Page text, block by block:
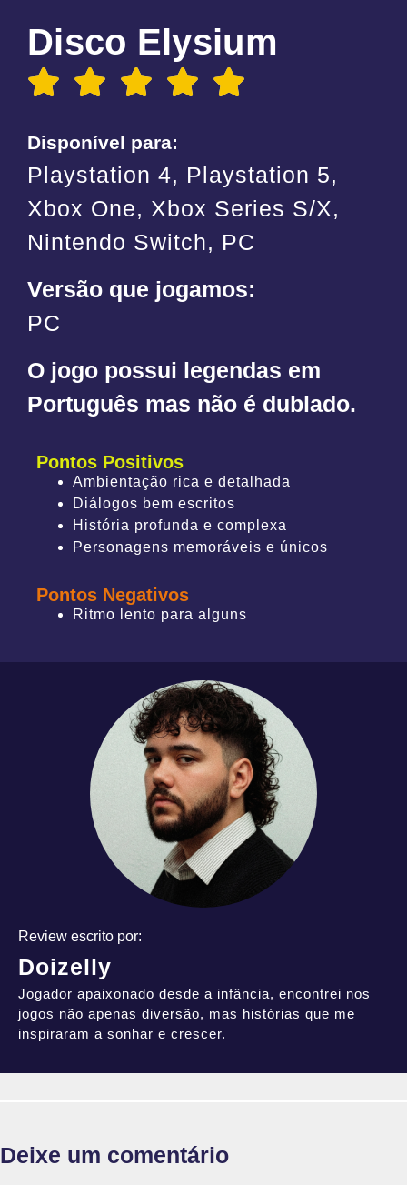
Disco Elysium
Disponível para:
Playstation 4, Playstation 5,
Xbox One, Xbox Series S/X,
Nintendo Switch, PC
Versão que jogamos:
PC
O jogo possui legendas em
Português mas não é dublado.
Pontos Positivos
Ambientação rica e detalhada
Diálogos bem escritos
História profunda e complexa
Personagens memoráveis e únicos
Pontos Negativos
Ritmo lento para alguns
Review escrito por:
Doizelly
Jogador apaixonado desde a infância, encontrei nos
jogos não apenas diversão, mas histórias que me
inspiraram a sonhar e crescer.
Deixe um comentário